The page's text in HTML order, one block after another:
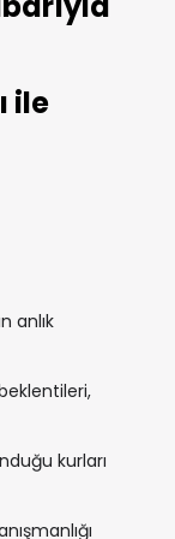
ile
anlık
kurları